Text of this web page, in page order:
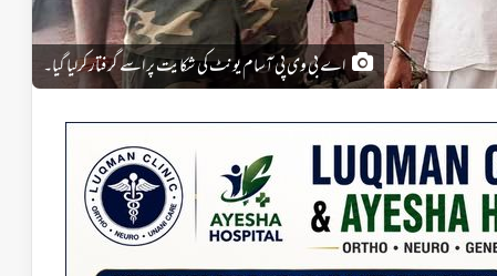
اے بی وی پی آسام یونٹ کی شکایت پر اسے گرفتار کرلیا گیا۔